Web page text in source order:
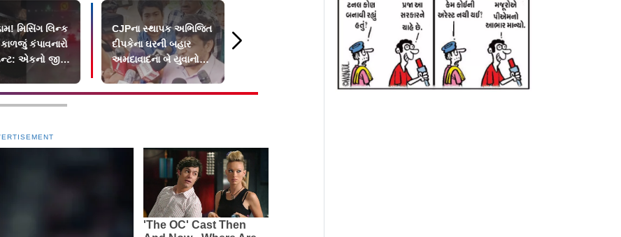
મિસિંગ લિન્ક
કંપાવનારો
એકનો જીવ
CJPના સ્થાપક અભિજિત
દીપકેના ઘરની બહાર
અમદાવાદના બે યુવાનોનો
વિરોધ
પાર્લામાં બેકાબૂ કારે
ગુજરાતી મહિલાનો જીવ
લીધો